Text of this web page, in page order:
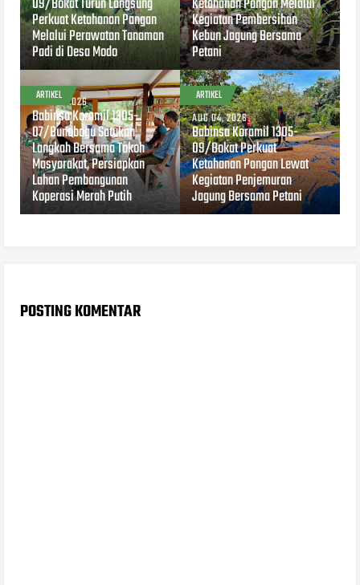
Perkuat Ketahanan Pangan
Melalui Perawatan Tanaman
Padi di Desa Modo
Kegiatan Pembersihan
Kebun Jagung Bersama
Petani
ARTIKEL
AUG 04, 2026
Babinsa Koramil 1305-
07/Bunobogu Satukan
Langkah Bersama Tokoh
Masyarakat, Persiapkan
Lahan Pembangunan
Koperasi Merah Putih
ARTIKEL
AUG 04, 2026
Babinsa Koramil 1305-
09/Bokat Perkuat
Ketahanan Pangan Lewat
Kegiatan Penjemuran
Jagung Bersama Petani
POSTING KOMENTAR